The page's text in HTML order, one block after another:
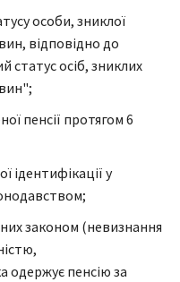
особи, зниклої
відповідно до
статус осіб, зниклих
пенсії протягом 6
ідентифікації у
законом (невизнання
одержує пенсію за